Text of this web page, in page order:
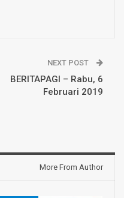
NEXT POST
BERITAPAGI – Rabu, 6
Februari 2019
More From Author